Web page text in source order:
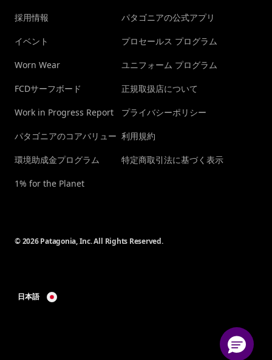
採用情報
イベント
Worn Wear
FCDサーフボード
Work in Progress Report
パタゴニアのコアバリュー
環境助成金プログラム
1% for the Planet
パタゴニアの公式アプリ
プロセールス プログラム
ユニフォーム プログラム
正規取扱店について
プライバシーポリシー
利用規約
特定商取引法に基づく表示
© 2026 Patagonia, Inc. All Rights Reserved.
日本語